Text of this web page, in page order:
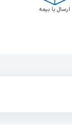
ارسال با بیمه